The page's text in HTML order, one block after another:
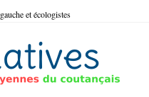
et écologistes